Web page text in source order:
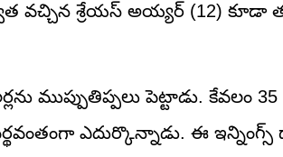
వచ్చిన శ్రేయస్ అయ్యర్ (12)
ముప్పుతిప్పలు పెట్టాడు. కేవలం
ఎదుర్కొన్నాడు. ఈ ఇన్నింగ్స్